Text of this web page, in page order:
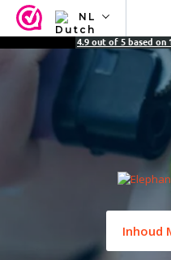
NL
NL
ES
4.9 out of 5 based on
Inhoud